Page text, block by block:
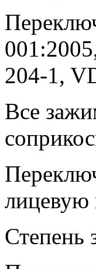
204-1,
Все
лицевую
Степень